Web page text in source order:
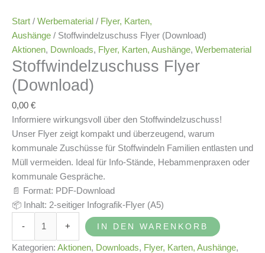
Start / Werbematerial / Flyer, Karten,
Aushänge / Stoffwindelzuschuss Flyer (Download)
Aktionen, Downloads, Flyer, Karten, Aushänge, Werbematerial
Stoffwindelzuschuss Flyer
(Download)
0,00 €
Informiere wirkungsvoll über den Stoffwindelzuschuss!
Unser Flyer zeigt kompakt und überzeugend, warum
kommunale Zuschüsse für Stoffwindeln Familien entlasten und
Müll vermeiden. Ideal für Info-Stände, Hebammenpraxen oder
kommunale Gespräche.
📄 Format: PDF-Download
📦 Inhalt: 2-seitiger Infografik-Flyer (A5)
- + IN DEN WARENKORB
Kategorien: Aktionen, Downloads, Flyer, Karten, Aushänge,